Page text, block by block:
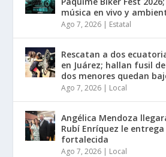
música en vivo y
Ago 7, 2026 | Estatal
Rescatan a dos
en Juárez; hallan fusil
dos menores quedan
Ago 7, 2026 | Local
Angélica Mendoza
Rubí Enríquez le
fortalecida
Ago 7, 2026 | Local